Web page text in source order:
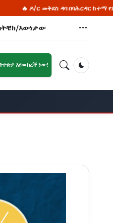
ከተማ የአረጋውያንን ቤትና የትምህርት
እውነታው
እየመከረች ነው!
Dark